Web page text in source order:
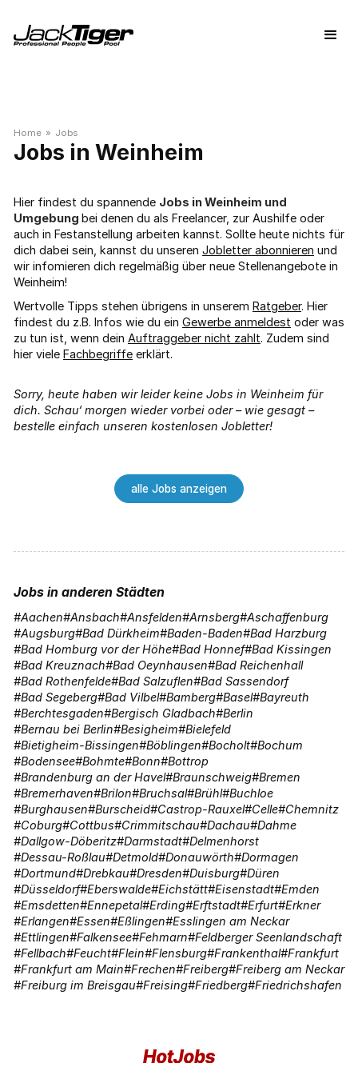
Home » Jobs
Weinheim
Hier findest du spannende Jobs in Weinheim und
Umgebung bei denen du als Freelancer, zur Aushilfe oder
auch in Festanstellung arbeiten kannst. Sollte heute nichts für
dich dabei sein, kannst du unseren Jobletter abonnieren und
wir infomieren dich regelmäßig über neue Stellenangebote in
Weinheim!
Wertvolle Tipps stehen übrigens in unserem Ratgeber. Hier
findest du z.B. Infos wie du ein Gewerbe anmeldest oder was
zu tun ist, wenn dein Auftraggeber nicht zahlt. Zudem sind
hier viele Fachbegriffe erklärt.
Sorry, heute haben wir leider keine Jobs in Weinheim für
dich. Schau‘ morgen wieder vorbei oder – wie gesagt –
bestelle einfach unseren kostenlosen Jobletter!
alle Jobs anzeigen
Jobs in anderen Städten
Aachen Ansbach Ansfelden Arnsberg Aschaffenburg
Augsburg Bad Dürkheim Baden-Baden Bad Harzburg
Bad Homburg vor der Höhe Bad Honnef Bad Kissingen
Bad Kreuznach Bad Oeynhausen Bad Reichenhall
Bad Rothenfelde Bad Salzuflen Bad Sassendorf
Bad Segeberg Bad Vilbel Bamberg Basel Bayreuth
Berchtesgaden Bergisch Gladbach Berlin
Bernau bei Berlin Besigheim Bielefeld
Bietigheim-Bissingen Böblingen Bocholt Bochum
Bodensee Bohmte Bonn Bottrop
Brandenburg an der Havel Braunschweig Bremen
Bremerhaven Brilon Bruchsal Brühl Buchloe
Burghausen Burscheid Castrop-Rauxel Celle Chemnitz
Coburg Cottbus Crimmitschau Dachau Dahme
Dallgow-Döberitz Darmstadt Delmenhorst
Dessau-Roßlau Detmold Donauwörth Dormagen
Dortmund Drebkau Dresden Duisburg Düren
Düsseldorf Eberswalde Eichstätt Eisenstadt Emden
Emsdetten Ennepetal Erding Erftstadt Erfurt Erkner
Erlangen Essen Eßlingen Esslingen am Neckar
Ettlingen Falkensee Fehmarn Feldberger Seenlandschaft
Fellbach Feucht Flein Flensburg Frankenthal Frankfurt
Frankfurt am Main Frechen Freiberg Freiberg am Neckar
Freiburg im Breisgau Freising Friedberg Friedrichshafen